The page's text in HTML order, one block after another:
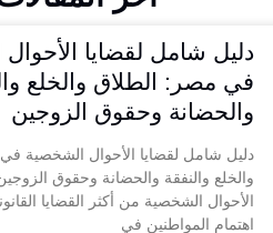
دليل شامل لقضايا
في مصر: الطلاق والخلع
والحضانة وحقوق الزوجين
دليل شامل لقضايا الأحوال الشخصية
والخلع والنفقة والحضانة وحقوق
الأحوال الشخصية من أكثر القضايا
اهتمام المواطنين في